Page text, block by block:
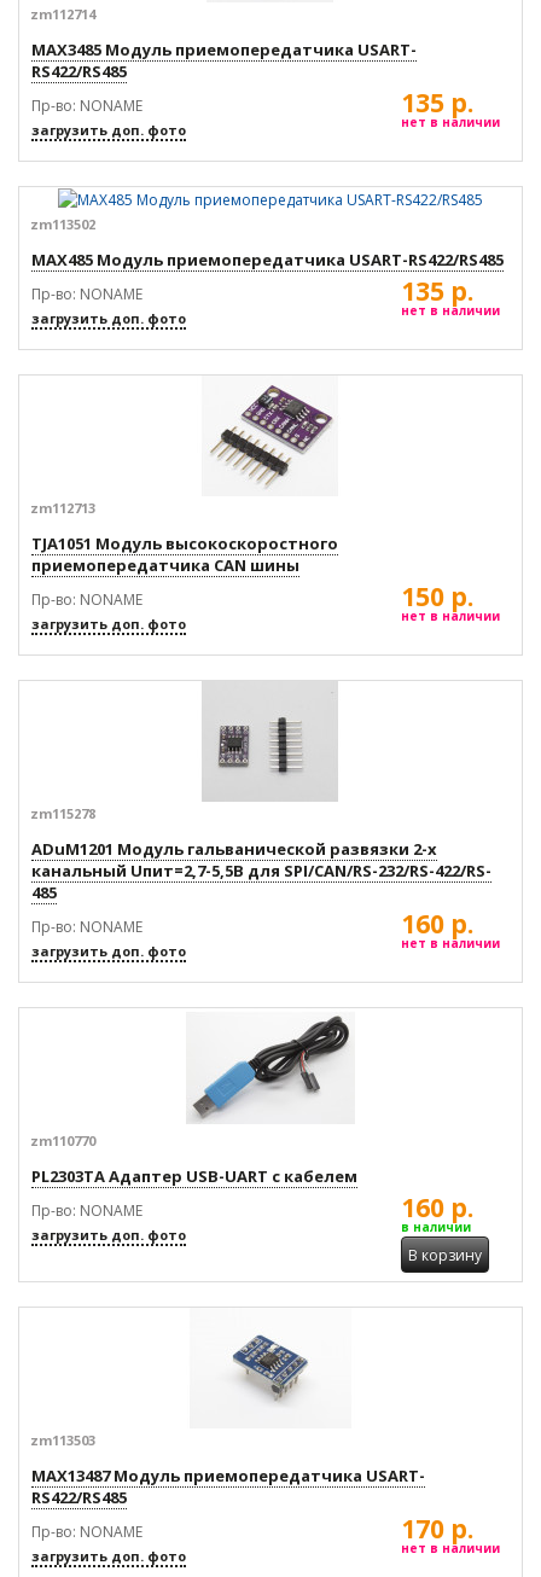
zm112714
MAX3485 Модуль приемопередатчика USART-
RS422/RS485
Пр-во: NONAME
загрузить доп. фото
135 р.
нет в наличии
zm113502
MAX485 Модуль приемопередатчика USART-RS422/RS485
Пр-во: NONAME
загрузить доп. фото
135 р.
нет в наличии
zm112713
TJA1051 Модуль высокоскоростного
приемопередатчика CAN шины
Пр-во: NONAME
загрузить доп. фото
150 р.
нет в наличии
zm115278
ADuM1201 Модуль гальванической развязки 2-х
канальный Uпит=2,7-5,5В для SPI/CAN/RS-232/RS-422/RS-
485
Пр-во: NONAME
загрузить доп. фото
160 р.
нет в наличии
zm110770
PL2303TA Адаптер USB-UART с кабелем
Пр-во: NONAME
загрузить доп. фото
160 р.
в наличии
В корзину
zm113503
MAX13487 Модуль приемопередатчика USART-
RS422/RS485
Пр-во: NONAME
загрузить доп. фото
170 р.
нет в наличии